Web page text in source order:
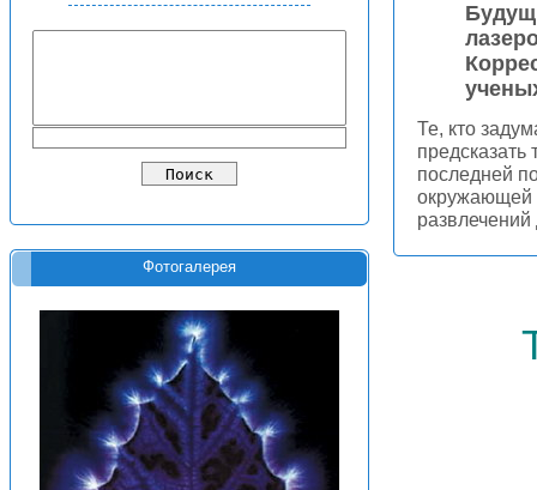
Фотогалерея
Те, кто
предсказать
последней
окружающей